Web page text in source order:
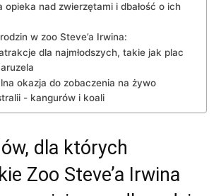
opieka nad zwierzętami i dbałość o ich
w‍ zoo‌ Steve’a Irwina:
dla najmłodszych, takie ⁤jak plac
okazja do zobaczenia na żywo
​- kangurów i ‌koali
dla których
Zoo Steve’a⁤ Irwina